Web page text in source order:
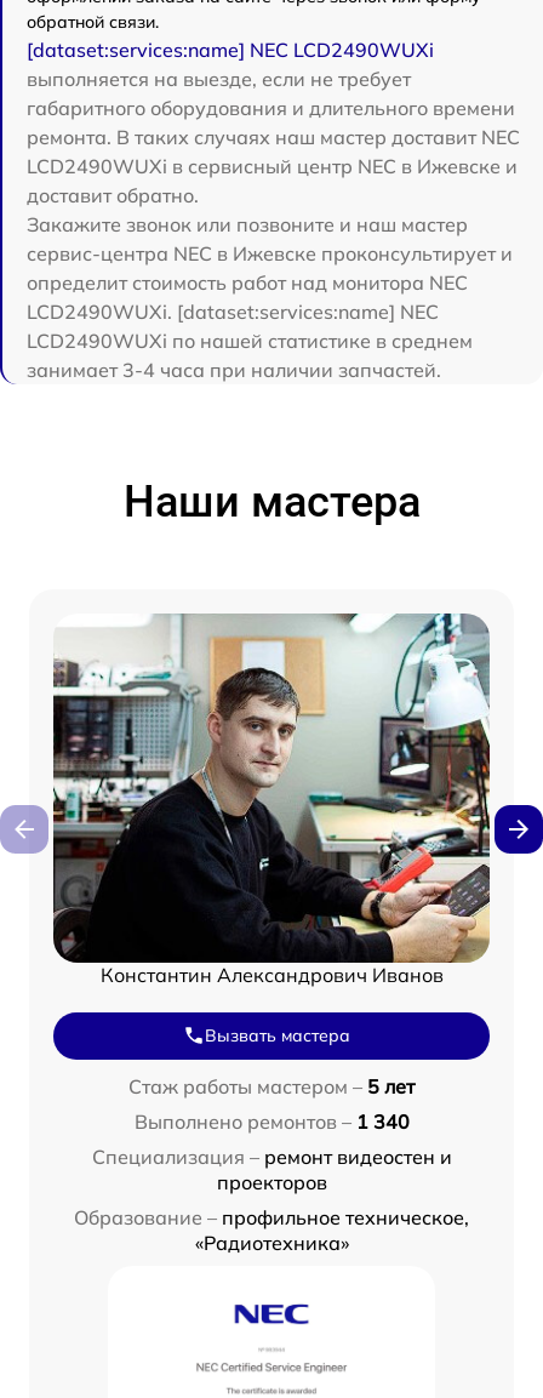
обратной связи.
[dataset:services:name] NEC LCD2490WUXi
выполняется на выезде, если не требует
габаритного оборудования и длительного времени
ремонта. В таких случаях наш мастер доставит NEC
LCD2490WUXi в сервисный центр NEC в Ижевске и
доставит обратно.
Закажите звонок или позвоните и наш мастер
сервис-центра NEC в Ижевске проконсультирует и
определит стоимость работ над монитора NEC
LCD2490WUXi. [dataset:services:name] NEC
LCD2490WUXi по нашей статистике в среднем
занимает 3-4 часа при наличии запчастей.
Наши мастера
Константин Александрович Иванов
Вызвать мастера
Стаж работы мастером – 5 лет
Выполнено ремонтов – 1 340
Специализация – ремонт видеостен и
проекторов
Образование – профильное техническое,
«Радиотехника»